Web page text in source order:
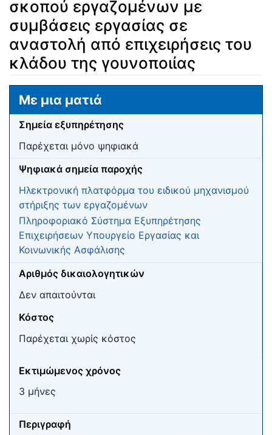
σκοπού εργαζομένων με
συμβάσεις εργασίας σε
αναστολή από επιχειρήσεις του
κλάδου της γουνοποιίας
Μετάβαση σε: πλοήγηση
Με μια ματιά
Σημεία εξυπηρέτησης
Παρέχεται μόνο ψηφιακά
Ψηφιακά σημεία παροχής
Ηλεκτρονική πλατφόρμα του ειδικού μηχανισμού
στήριξης των εργαζομένων
Πληροφοριακό Σύστημα Εξυπηρέτησης
Επιχειρήσεων Υπουργείο Εργασίας και
Κοινωνικής Ασφάλισης
Αριθμός δικαιολογητικών
Δεν απαιτούνται
Κόστος
Παρέχεται χωρίς κόστος
Εκτιμώμενος χρόνος
3 μήνες
Περιγραφή